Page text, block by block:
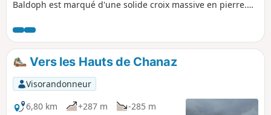
Baldoph est marqué d'une solide croix massive en pierre.
sommet et en descendant par l'arête.
Vers les Hauts de Chanaz
Visorandonneur
6,80 km
+287 m
-285 m